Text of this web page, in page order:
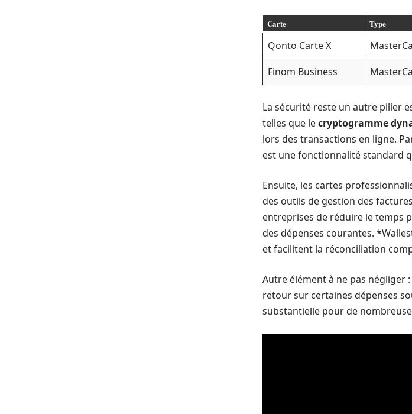
Carte Type
Qonto Carte X
Finom Business
La sécurité reste un autre pilier
telles que lecryptogramme
lors des transactions en ligne.
est une fonctionnalité standard
Ensuite, les cartes
des outils de gestion des
entreprises de réduire le temps
des dépenses courantes.
et facilitent la réconciliation
Autre élément à ne pas négliger
retour sur certaines dépenses
substantielle pour de